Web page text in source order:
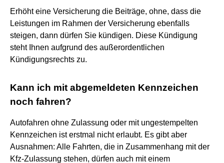
Erhöht eine Versicherung die Beiträge, ohne, dass die
Leistungen im Rahmen der Versicherung ebenfalls
steigen, dann dürfen Sie kündigen. Diese Kündigung
steht Ihnen aufgrund des außerordentlichen
Kündigungsrechts zu.
Kann ich mit abgemeldeten Kennzeichen
noch fahren?
Autofahren ohne Zulassung oder mit ungestempelten
Kennzeichen ist erstmal nicht erlaubt. Es gibt aber
Ausnahmen: Alle Fahrten, die in Zusammenhang mit der
Kfz-Zulassung stehen, dürfen auch mit einem